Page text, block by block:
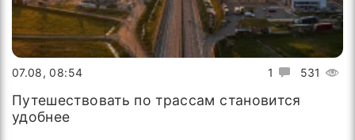
1 531
07.08, 08:54
Путешествовать по трассам становится
удобнее